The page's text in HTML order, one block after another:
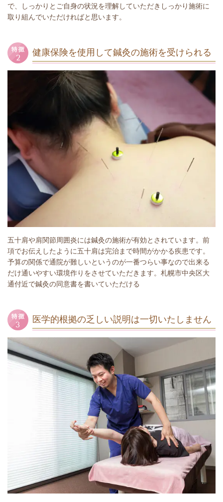
で、しっかりとご自身の状況を理解していただきしっかり施術に
取り組んでいただければと思います。
健康保険を使用して鍼灸の施術を受けられる
五十肩や肩関節周囲炎には鍼灸の施術が有効とされています。前
項でお伝えしたように五十肩は完治まで時間がかかる疾患です。
予算の関係で通院が難しいというのが一番つらい事なので出来る
だけ通いやすい環境作りをさせていただきます。札幌市中央区大
通付近で鍼灸の同意書を書いていただける
医学的根拠の乏しい説明は一切いたしません